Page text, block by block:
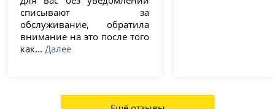
списывают за
обслуживание, обратила
внимание на это после того
как...Далее